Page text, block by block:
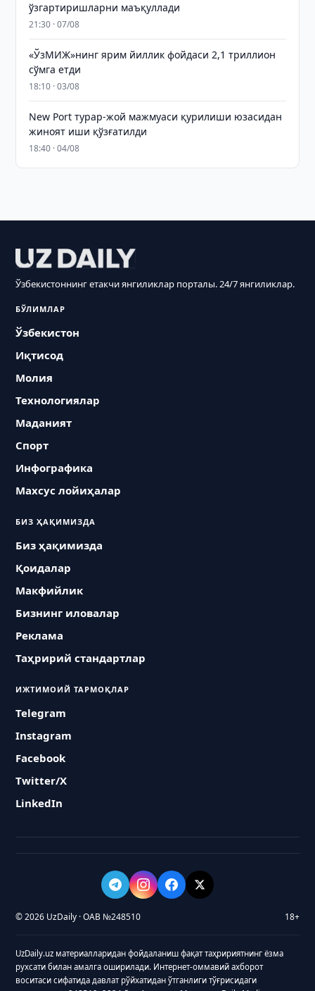
ўзгартиришларни маъқуллади
21:30 · 07/08
«ЎзМИЖ»нинг ярим йиллик фойдаси 2,1 триллион
сўмга етди
18:10 · 03/08
New Port турар-жой мажмуаси қурилиши юзасидан
жиноят иши қўзғатилди
18:40 · 04/08
Ўзбекистоннинг етакчи янгиликлар порталы. 24/7 янгиликлар.
БЎЛИМЛАР
Ўзбекистон
Иқтисод
Молия
Технологиялар
Маданият
Спорт
Инфографика
Махсус лойиҳалар
БИЗ ҲАҚИМИЗДА
Биз ҳақимизда
Қоидалар
Макфийлик
Бизнинг иловалар
Реклама
Таҳририй стандартлар
ИЖТИМОИЙ ТАРМОҚЛАР
Telegram
Instagram
Facebook
Twitter/X
LinkedIn
© 2026 UzDaily · ОАВ №248510 18+
UzDaily.uz материалларидан фойдаланиш фақат таҳририятнинг ёзма
рухсати билан амалга оширилади. Интернет-оммавий ахборот
воситаси сифатида давлат рўйхатидан ўтганлиги тўғрисидаги